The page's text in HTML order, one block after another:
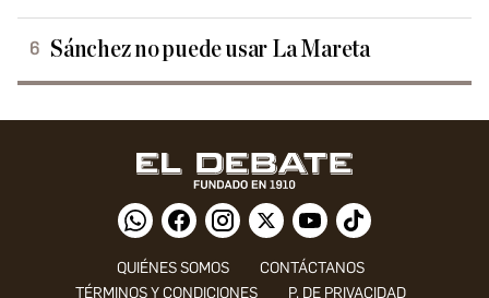
Sánchez no puede usar La Mareta
QUIÉNES SOMOS
CONTÁCTANOS
TÉRMINOS Y CONDICIONES
P. DE PRIVACIDAD